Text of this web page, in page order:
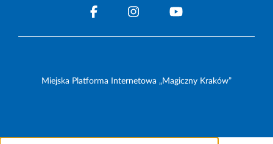
Miejska Platforma Internetowa „Magiczny Kraków”